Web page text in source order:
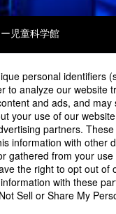
児童科学館
2 3 4 5
ックの電気設備 SNS